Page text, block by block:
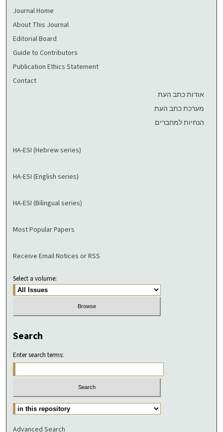
Journal Home
About This Journal
Editorial Board
Guide to Contributors
Publication Ethics Statement
Contact
אודות כתב העת
מערכת כתב העת
הנחיות למחברים
HA-ESI (Hebrew series)
HA-ESI (English series)
HA-ESI (Bilingual series)
Most Popular Papers
Receive Email Notices or RSS
Select a volume:
Search
Enter search terms:
Advanced Search